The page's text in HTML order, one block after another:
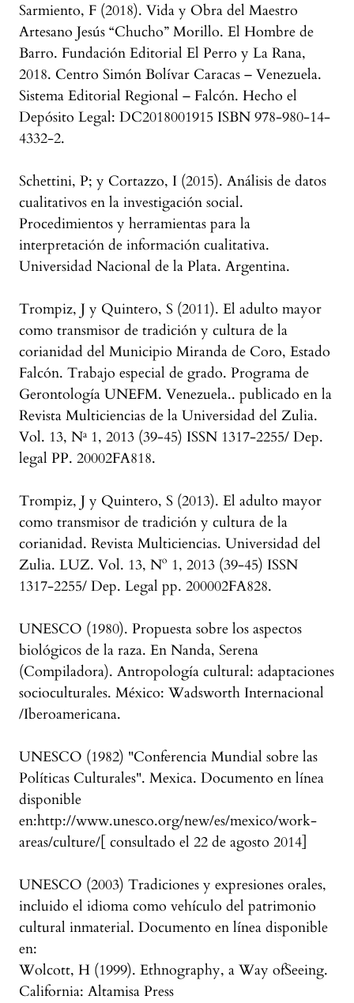
Sarmiento, F (2018). Vida y Obra del Maestro
Artesano Jesús “Chucho” Morillo. El Hombre de
Barro. Fundación Editorial El Perro y La Rana,
2018. Centro Simón Bolívar Caracas – Venezuela.
Sistema Editorial Regional – Falcón. Hecho el
Depósito Legal: DC2018001915 ISBN 978-980-14-
4332-2.
Schettini, P; y Cortazzo, I (2015). Análisis de datos
cualitativos en la investigación social.
Procedimientos y herramientas para la
interpretación de información cualitativa.
Universidad Nacional de la Plata. Argentina.
Trompiz, J y Quintero, S (2011). El adulto mayor
como transmisor de tradición y cultura de la
corianidad del Municipio Miranda de Coro, Estado
Falcón. Trabajo especial de grado. Programa de
Gerontología UNEFM. Venezuela.. publicado en la
Revista Multiciencias de la Universidad del Zulia.
Vol. 13, Nª 1, 2013 (39-45) ISSN 1317-2255/ Dep.
legal PP. 20002FA818.
Trompiz, J y Quintero, S (2013). El adulto mayor
como transmisor de tradición y cultura de la
corianidad. Revista Multiciencias. Universidad del
Zulia. LUZ. Vol. 13, Nº 1, 2013 (39-45) ISSN
1317-2255/ Dep. Legal pp. 200002FA828.
UNESCO (1980). Propuesta sobre los aspectos
biológicos de la raza. En Nanda, Serena
(Compiladora). Antropología cultural: adaptaciones
socioculturales. México: Wadsworth Internacional
/Iberoamericana.
UNESCO (1982) "Conferencia Mundial sobre las
Políticas Culturales". Mexica. Documento en línea
disponible
en:http://www.unesco.org/new/es/mexico/work-
areas/culture/[ consultado el 22 de agosto 2014]
UNESCO (2003) Tradiciones y expresiones orales,
incluido el idioma como vehículo del patrimonio
cultural inmaterial. Documento en línea disponible
en:
Wolcott, H (1999). Ethnography, a Way ofSeeing.
California: Altamisa Press